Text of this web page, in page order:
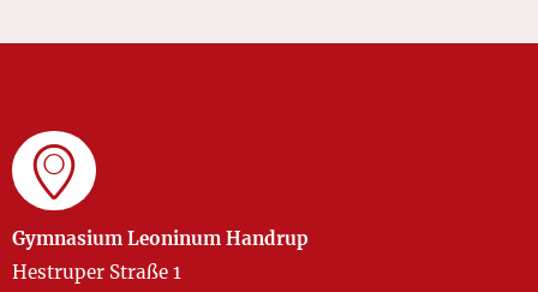
Gymnasium Leoninum Handrup
Hestruper Straße 1